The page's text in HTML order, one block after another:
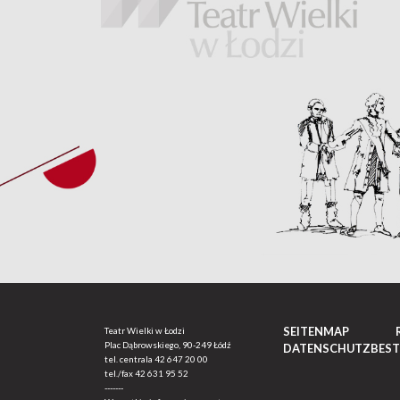
Teatr Wielki w Łodzi
Plac Dąbrowskiego, 90-249 Łódź
tel. centrala 42 647 20 00
tel./fax42 631 95 52
-------
SEITENMAP